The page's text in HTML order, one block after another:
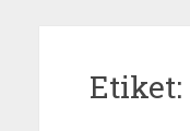
Etiket: